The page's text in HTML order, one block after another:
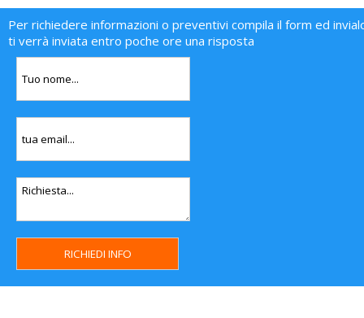
Per richiedere informazioni o preventivi compila il form ed
ti verrà inviata entro poche ore una risposta